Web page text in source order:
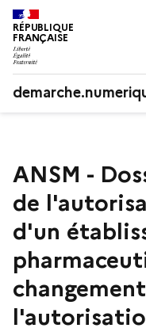
RÉPUBLIQUE
FRANÇAISE
ANSM -
de
d'un